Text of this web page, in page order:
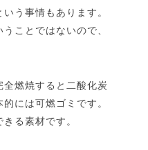
う事情もあります。
ことではないので、
燃焼すると二酸化炭
には可燃ゴミです。
る素材です。